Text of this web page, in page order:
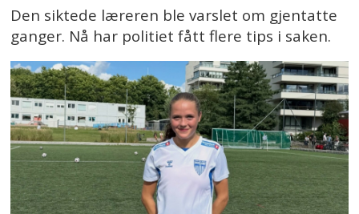
Den siktede læreren ble varslet om gjentatte
ganger. Nå har politiet fått flere tips i saken.